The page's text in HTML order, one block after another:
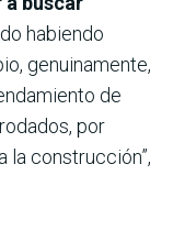
habiendo
genuinamente,
de
por
la construcción”,